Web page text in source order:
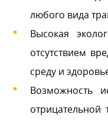
любого вида
Высокая
отсутствием
среду и
Возможность
отрицательной